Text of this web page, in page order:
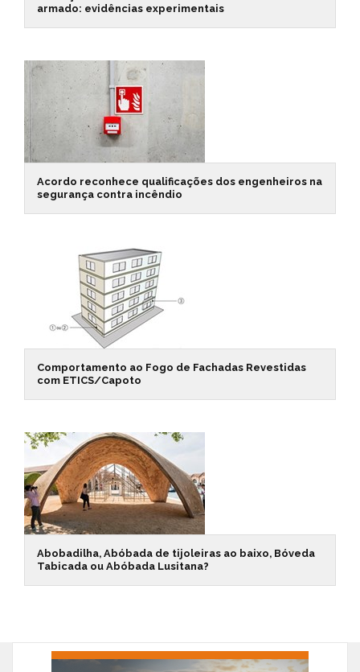
armado: evidências experimentais
Acordo reconhece qualificações dos engenheiros na
segurança contra incêndio
Comportamento ao Fogo de Fachadas Revestidas
com ETICS/Capoto
Abobadilha, Abóbada de tijoleiras ao baixo, Bóveda
Tabicada ou Abóbada Lusitana?